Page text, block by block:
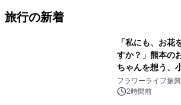
旅行の新着
「私にも、お花
すか？」熊本の
ちゃんを想う、
フラワーライフ振
2時間前